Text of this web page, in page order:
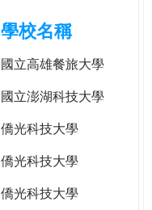
學校名稱
國立高雄餐旅大學
國立澎湖科技大學
僑光科技大學
僑光科技大學
僑光科技大學